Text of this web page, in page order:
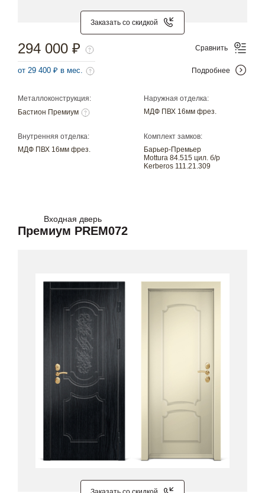
Заказать со скидкой
Металлоконструкция:
Бастион Премиум
Наружная отделка:
МДФ ПВХ 16мм фрез.
Внутренняя отделка:
МДФ ПВХ 16мм фрез.
Комплект замков:
Барьер-Премьер
Mottura 84.515 цил. б/р
Kerberos 111.21.309
294 000 ₽
от 29 400 ₽ в мес.
Сравнить
Подробнее
Входная дверь
Премиум PREM072